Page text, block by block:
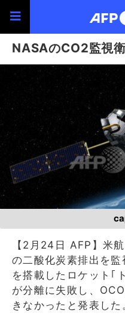
NASAのCO2監視
【2月24日 AFP】米
の二酸化炭素排出を
を搭載したロケット｢
が分離に失敗し、
きなかったと発表した